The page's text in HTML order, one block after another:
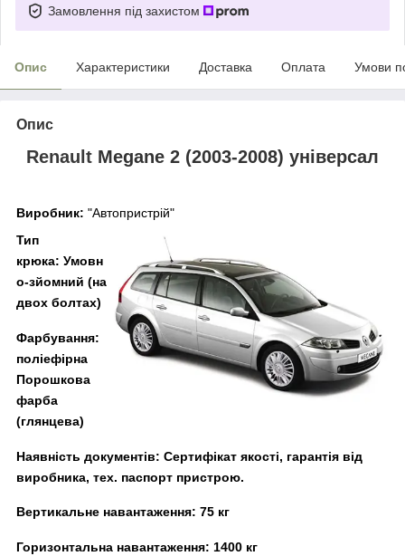
Замовлення під захистом
Опис Характеристики Доставка Оплата Умови
Опис
Renault Megane 2 (2003-2008) універсал
Виробник: "Автопристрій"
Тип
крюка: Умовн
о-зйомний (на
двох болтах)
Фарбування:
поліефірна
Порошкова
фарба
(глянцева)
Наявність документів: Сертифікат якості, гарантія від
виробника, тех. паспорт пристрою.
Вертикальне навантаження: 75 кг
Горизонтальна навантаження: 1400 кг